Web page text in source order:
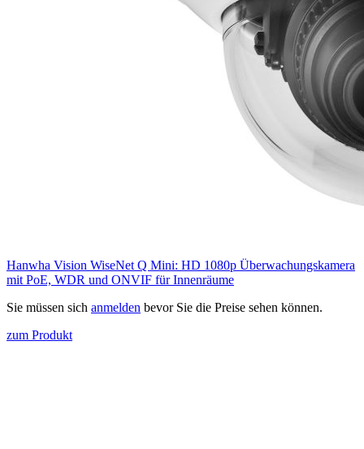
Hanwha Vision WiseNet Q Mini: HD 1080p Überwachungskamera
mit PoE, WDR und ONVIF für Innenräume
Sie müssen sich anmelden bevor Sie die Preise sehen können.
zum Produkt